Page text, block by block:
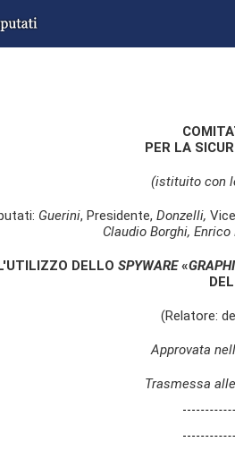
PER LA
(istituito con
Guerini, Presidente, Donzelli,
Claudio Borghi,
DELLO SPYWARE«
(Relatore:
Approvata
Trasmessa